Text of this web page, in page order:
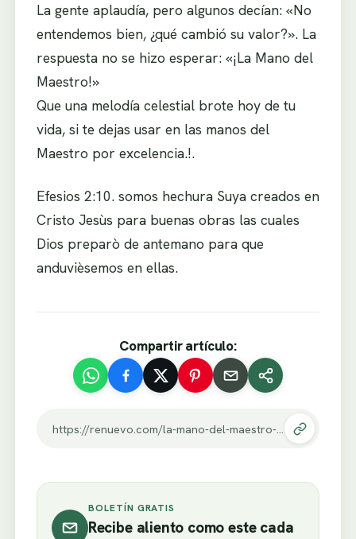
La gente aplaudía, pero algunos decían: «No
entendemos bien, ¿qué cambió su valor?». La
respuesta no se hizo esperar: «¡La Mano del
Maestro!»
Que una melodía celestial brote hoy de tu
vida, si te dejas usar en las manos del
Maestro por excelencia.!.
Efesios 2:10. somos hechura Suya creados en
Cristo Jesùs para buenas obras las cuales
Dios preparò de antemano para que
anduvièsemos en ellas.
Compartir artículo:
https://renuevo.com/la-mano-del-maestro-2.html
BOLETÍN GRATIS
Recibe aliento como este cada